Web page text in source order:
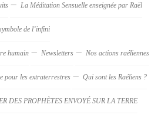
La Méditation Sensuelle enseignée par Raël
de l’infini
humain Newsletters Nos actions raéliennes
pour les extraterrestres Qui sont les Raéliens ?
DES PROPHÈTES ENVOYÉ SUR LA TERRE